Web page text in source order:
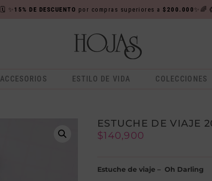
🗓️ ✨ 15% DE DESCUENTO por compras superiores a$200.000 ✨🌈
ACCESORIOS ESTILO DE VIDA COLECCIONES
ESTUCHE DE VIAJE
$140,900
Estuche de viaje – Oh Darling